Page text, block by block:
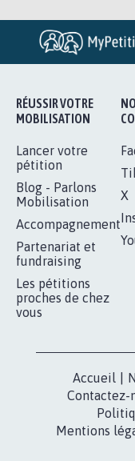
RÉUSSIR VOTRE
MOBILISATION
Lancer votre
pétition
Blog - Parlons
Mobilisation
Accompagnement
Partenariat et
fundraising
Les pétitions
proches de chez
vous
X
Accueil
Contactez-
Mentions